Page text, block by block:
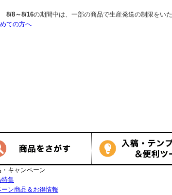
送の制限をいただきます。詳しくはこちらをご覧ください
ての方へ
キャンペーン
特集
ーン商品＆お得情報